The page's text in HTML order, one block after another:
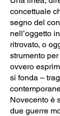
concettuale
segno del
nell’oggetto
ritrovato, o
strumento per
ovvero
si fonda –
Novecento è
due guerre